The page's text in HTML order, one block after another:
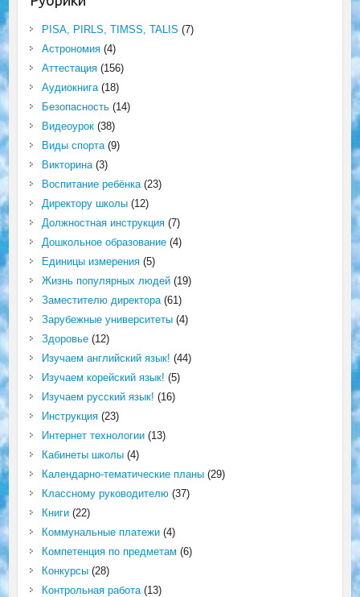
PISA, PIRLS, TIMSS, TALIS (7)
Астрономия(4)
Аттестация(156)
Аудиокнига(18)
Безопасность(14)
Видеоурок(38)
Виды спорта(9)
Викторина(3)
Воспитание ребёнка(23)
Директору школы(12)
Должностная инструкция(7)
Дошкольное образование(4)
Единицы измерения(5)
Жизнь популярных людей(19)
Заместителю директора(61)
Зарубежные университеты(4)
Здоровье(12)
Изучаем английский язык! (44)
Изучаем корейский язык! (5)
Изучаем русский язык! (16)
Инструкция(23)
Интернет технологии(13)
Кабинеты школы(4)
Календарно-тематические планы(29)
Классному руководителю(37)
Книги(22)
Коммунальные платежи(4)
Компетенция по предметам (6)
Конкурсы(28)
Контрольная работа(13)